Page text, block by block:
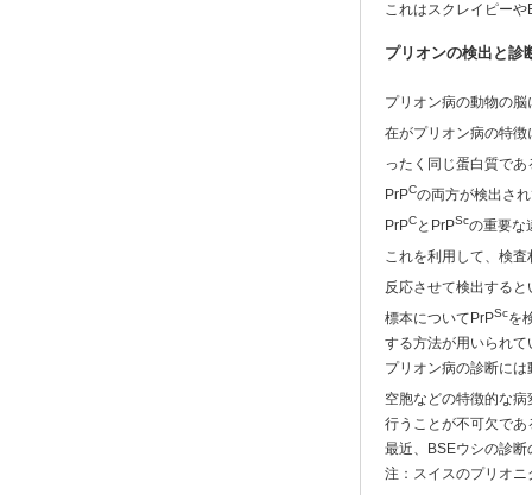
これはスクレイピー
プリオンの検出と診
プリオン病の動物の脳
在がプリオン病の特
ったく同じ蛋白質で
PrPCの両方が検出さ
PrPCとPrPScの重要な
これを利用して、検査
反応させて検出する
標本についてPrPScを
する方法が用いられて
プリオン病の診断に
空胞などの特徴的な
行うことが不可欠であ
最近、BSEウシの診
注：スイスのプリオ